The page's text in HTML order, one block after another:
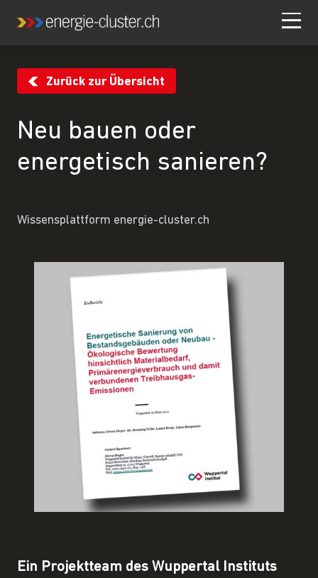
Zurück zur Übersicht
Neu bauen oder
energetisch sanieren?
Wissensplattform energie-cluster.ch
Ein Projektteam des Wuppertal Instituts